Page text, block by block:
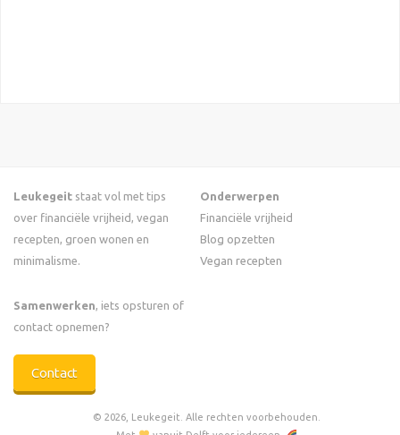
Leukegeit staat vol met tips
over financiële vrijheid, vegan
recepten, groen wonen en
minimalisme.
Samenwerken, iets opsturen of
contact opnemen?
Contact
Onderwerpen
Financiële vrijheid
Blog opzetten
Vegan recepten
© 2026, Leukegeit. Alle rechten voorbehouden.